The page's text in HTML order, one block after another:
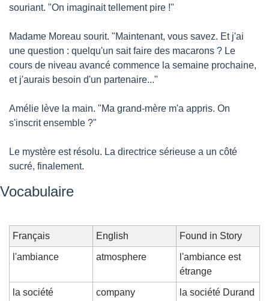
souriant. "On imaginait tellement pire !"
Madame Moreau sourit. "Maintenant, vous savez. Et j'ai
une question : quelqu'un sait faire des macarons ? Le
cours de niveau avancé commence la semaine prochaine,
et j'aurais besoin d'un partenaire..."
Amélie lève la main. "Ma grand-mère m'a appris. On
s'inscrit ensemble ?"
Le mystère est résolu. La directrice sérieuse a un côté
sucré, finalement.
Vocabulaire
Français English Found in Story
l'ambiance atmosphere
l'ambiance est
étrange
la société company
la société Durand